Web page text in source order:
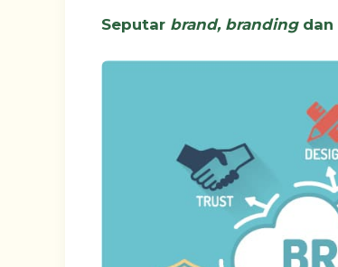
Seputar brand, brandingdan